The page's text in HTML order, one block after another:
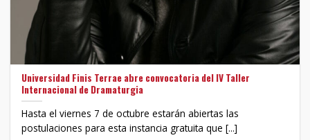
Universidad Finis Terrae abre convocatoria del IV Taller
Internacional de Dramaturgia
Hasta el viernes 7 de octubre estarán abiertas las
postulaciones para esta instancia gratuita que [...]